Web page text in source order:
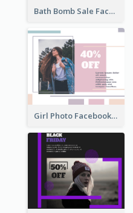
Bath Bomb Sale Facebook Post
Girl Photo Facebook Post